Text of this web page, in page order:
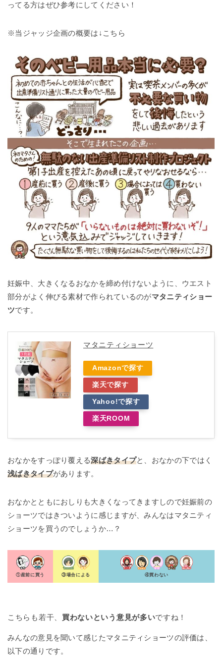
ってる方はぜひ参考にしてください！
※当ジャッジ企画の概要は↓こちら
妊娠中、大きくなるおなかを締め付けないように、ウエスト
部分がよく伸びる素材で作られているのがマタニティショー
ツです。
マタニティショーツ
Amazonで探す
楽天で探す
Yahoo!で探す
楽天ROOM
おなかをすっぽり覆える深ばきタイプと、おなかの下ではく
浅ばきタイプがあります。
おなかとともにおしりも大きくなってきますしので妊娠前の
ショーツではきついように感じますが、みんなはマタニティ
ショーツを買うのでしょうか…？
①産前に買う ③場合による ④買わない
こちらも若干、 買わないという意見が多いですね！
みんなの意見を聞いて感じたマタニティショーツの評価は、
以下の通りです。